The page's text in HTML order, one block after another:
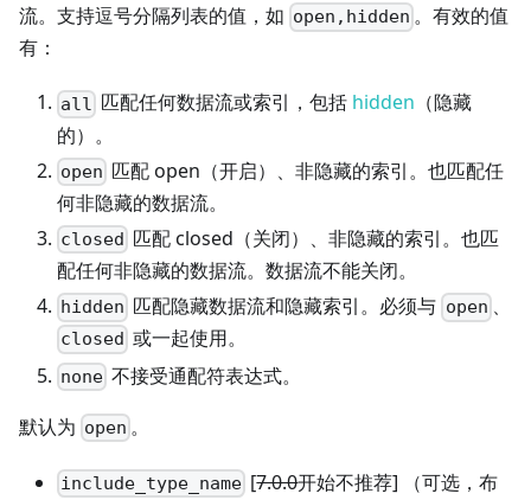
流。支持逗号分隔列表的值，如 open,hidden 。有效的值
有：
all 匹配任何数据流或索引，包括 hidden （隐藏
的）。
open 匹配 open（开启）、非隐藏的索引。也匹配任
何非隐藏的数据流。
closed 匹配 closed（关闭）、非隐藏的索引。也匹
配任何非隐藏的数据流。数据流不能关闭。
hidden 匹配隐藏数据流和隐藏索引。必须与 open 、
closed 或一起使用。
none 不接受通配符表达式。
默认为 open 。
include_type_name [7.0.0开始不推荐] （可选，布